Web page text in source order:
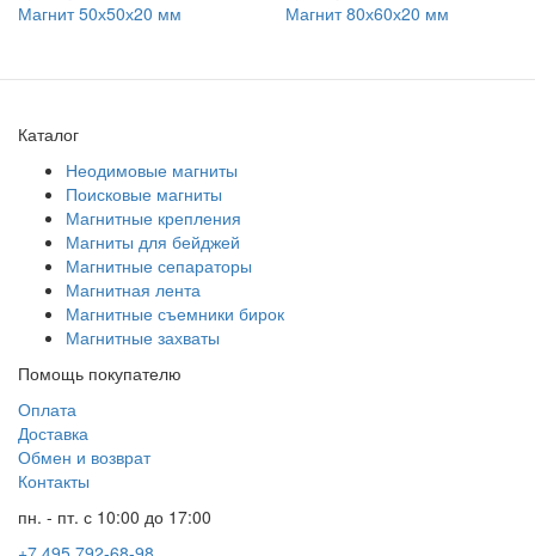
Магнит 50х50х20 мм Магнит 80х60х20 мм
Каталог
Неодимовые магниты
Поисковые магниты
Магнитные крепления
Магниты для бейджей
Магнитные сепараторы
Магнитная лента
Магнитные съемники бирок
Магнитные захваты
Помощь покупателю
Оплата
Доставка
Обмен и возврат
Контакты
пн. - пт. с 10:00 до 17:00